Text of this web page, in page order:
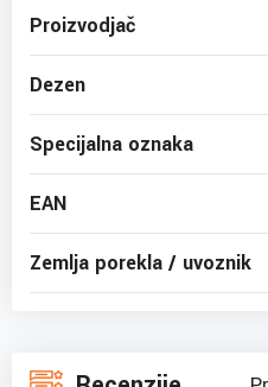
Proizvodjač
Dezen
Specijalna oznaka
EAN
Zemlja porekla / uvoznik